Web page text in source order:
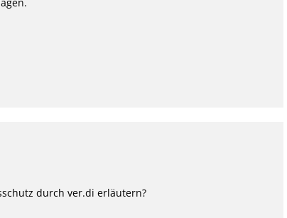
durch ver.di erläutern?